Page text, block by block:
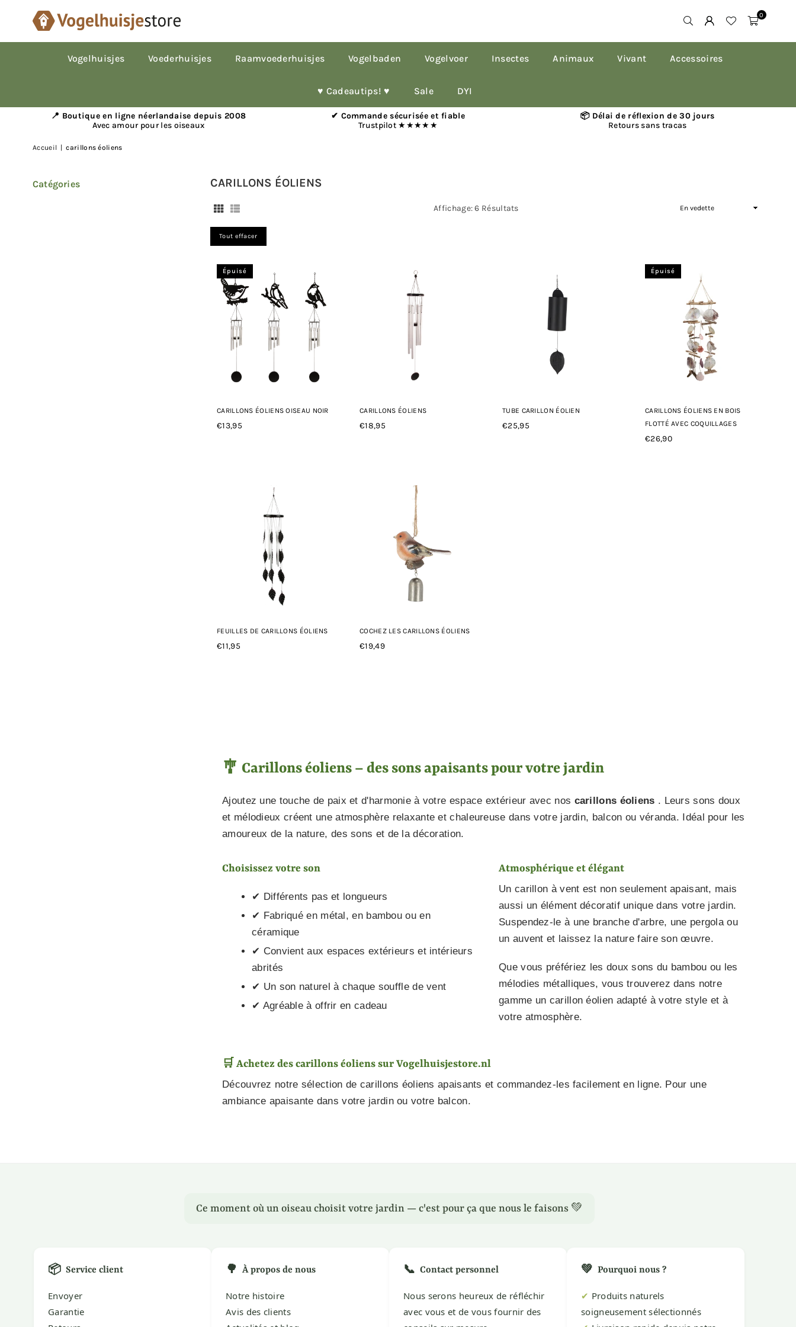
0
Vogelhuisjes Voederhuisjes Raamvoederhuisjes Vogelbaden Vogelvoer Insectes Animaux Vivant Accessoires
♥︎ Cadeautips! ♥︎ Sale DYI
📍 Boutique en ligne néerlandaise depuis 2008
Avec amour pour les oiseaux
✔ Commande sécurisée et fiable
Trustpilot ★★★★★
📦 Délai de réflexion de 30 jours
Retours sans tracas
Accueil carillons éoliens
CARILLONS ÉOLIENS
Affichage: 6 Résultats Appliquer
Tout effacer
Épuisé
CARILLONS ÉOLIENS OISEAU NOIR
Prix
€13,95
CARILLONS ÉOLIENS
Prix
€18,95
TUBE CARILLON ÉOLIEN
Prix
€25,95
Épuisé
CARILLONS ÉOLIENS EN BOIS
FLOTTÉ AVEC COQUILLAGES
Prix
€26,90
FEUILLES DE CARILLONS ÉOLIENS
Prix
€11,95
COCHEZ LES CARILLONS ÉOLIENS
Prix
€19,49
🎐 Carillons éoliens – des sons apaisants pour votre jardin
Ajoutez une touche de paix et d'harmonie à votre espace extérieur avec nos carillons éoliens . Leurs sons doux
et mélodieux créent une atmosphère relaxante et chaleureuse dans votre jardin, balcon ou véranda. Idéal pour les
amoureux de la nature, des sons et de la décoration.
Choisissez votre son
✔ Différents pas et longueurs
✔ Fabriqué en métal, en bambou ou en
céramique
✔ Convient aux espaces extérieurs et intérieurs
abrités
✔ Un son naturel à chaque souffle de vent
✔ Agréable à offrir en cadeau
Atmosphérique et élégant
Un carillon à vent est non seulement apaisant, mais
aussi un élément décoratif unique dans votre jardin.
Suspendez-le à une branche d'arbre, une pergola ou
un auvent et laissez la nature faire son œuvre.
Que vous préfériez les doux sons du bambou ou les
mélodies métalliques, vous trouverez dans notre
gamme un carillon éolien adapté à votre style et à
votre atmosphère.
🛒 Achetez des carillons éoliens sur Vogelhuisjestore.nl
Découvrez notre sélection de carillons éoliens apaisants et commandez-les facilement en ligne. Pour une
ambiance apaisante dans votre jardin ou votre balcon.
Catégories
Ce moment où un oiseau choisit votre jardin — c'est pour ça que nous le faisons 💚
📦 Service client
Envoyer
Garantie
🌳 À propos de nous
Notre histoire
Avis des clients
📞 Contact personnel
Nous serons heureux de réfléchir
avec vous et de vous fournir des
💚 Pourquoi nous ?
✔ Produits naturels
soigneusement sélectionnés